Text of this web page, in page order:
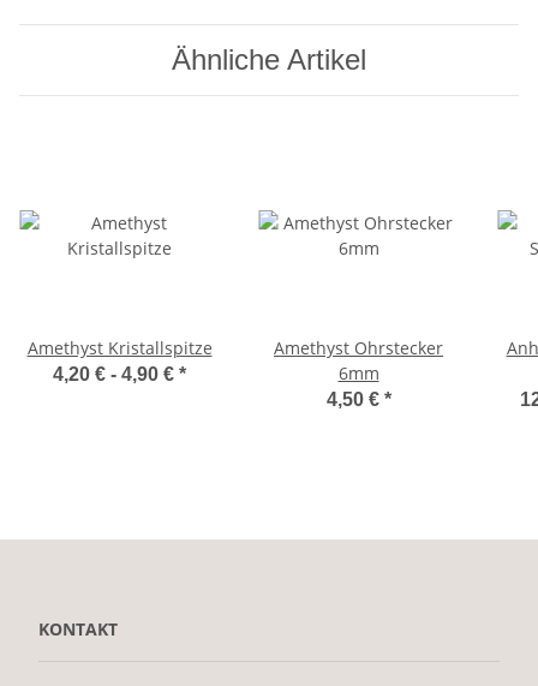
Ähnliche Artikel
Amethyst Kristallspitze
4,20 € - 4,90 € *
Amethyst Ohrstecker
6mm
4,50 € *
KONTAKT